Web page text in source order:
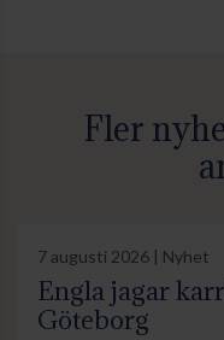
Fler
7 augusti 2026 | Nyhet
Engla jagar
Göteborg